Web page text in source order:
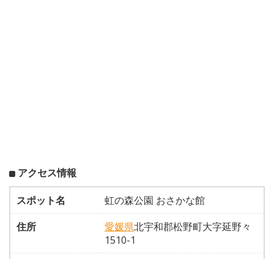
アクセス情報
スポット名
虹の森公園 おさかな館
住所
愛媛県北宇和郡松野町大字延野々
1510-1